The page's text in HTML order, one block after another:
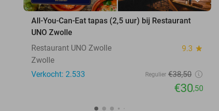
All-You-Can-Eat tapas (2,5 uur) bij Restaurant
UNO Zwolle
Restaurant UNO Zwolle
9.3 star
Zwolle
Verkocht: 2.533
Regulier €38,50
€30,50